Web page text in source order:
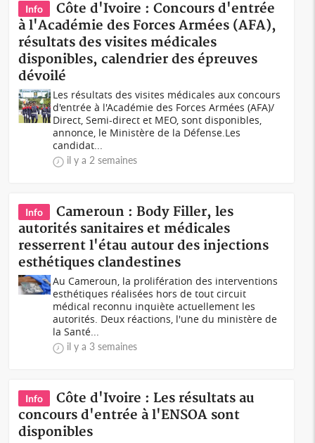
Info
Côte d'Ivoire : Concours d'entrée
à l'Académie des Forces Armées (AFA),
résultats des visites médicales
disponibles, calendrier des épreuves
dévoilé
Les résultats des visites médicales aux concours
d'entrée à l'Académie des Forces Armées (AFA)/
Direct, Semi-direct et MEO, sont disponibles,
annonce, le Ministère de la Défense.Les
candidat...
il y a 2 semaines
Info
Cameroun : Body Filler, les
autorités sanitaires et médicales
resserrent l'étau autour des injections
esthétiques clandestines
Au Cameroun, la prolifération des interventions
esthétiques réalisées hors de tout circuit
médical reconnu inquiète actuellement les
autorités. Deux réactions, l'une du ministère de
la Santé...
il y a 3 semaines
Info
Côte d'Ivoire : Les résultats au
concours d'entrée à l'ENSOA sont
disponibles